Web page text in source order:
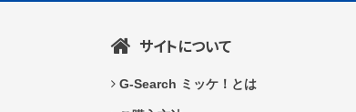
サイトについて
G-Search ミッケ！とは